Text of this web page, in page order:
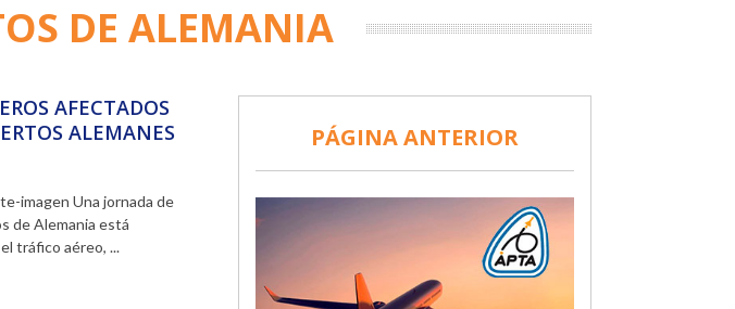
ESTATUTO
RICARDO CIRIELLI
2025 COMISIÓN
DOCUMENTOS
SEGURO DE SEPELIOS
HISTORIAS DE LUCHA
TURISMO Y RECREACIÓN
DE ALEMANIA
AFECTADOS
ALEMANES
imagen Una jornada de
de Alemania está
tráfico aéreo, ...
PÁGINA ANTERIOR